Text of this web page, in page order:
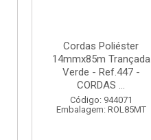
Cordas Poliéster
14mmx85m Trançada
Verde - Ref.447 -
CORDAS ...
Código: 944071
Embalagem: ROL85MT